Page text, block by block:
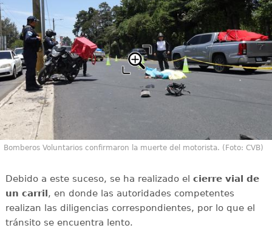
Bomberos Voluntarios confirmaron la muerte del motorista. (Foto: CVB)
Debido a este suceso, se ha realizado el cierre vial de
un carril, en donde las autoridades competentes
realizan las diligencias correspondientes, por lo que el
tránsito se encuentra lento.